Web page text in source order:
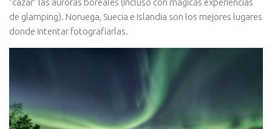
de glamping). Noruega, Suecia e Islandia son los mejores lugares
donde intentar fotografiarlas.